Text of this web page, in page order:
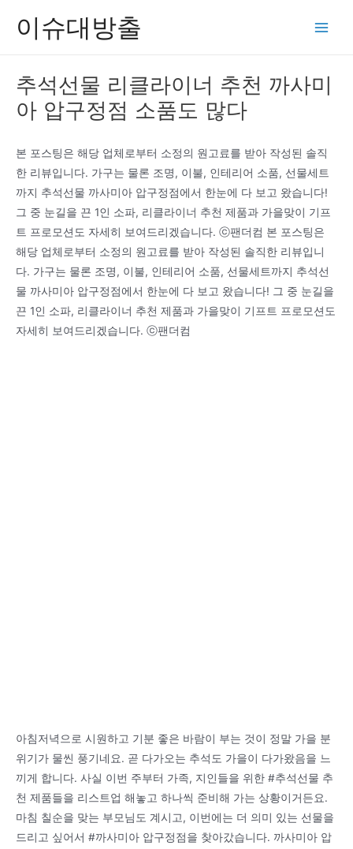
이슈대방출
추석선물 리클라이너 추천 까사미
아 압구정점 소품도 많다
본 포스팅은 해당 업체로부터 소정의 원고료를 받아 작성된 솔직
한 리뷰입니다. 가구는 물론 조명, 이불, 인테리어 소품, 선물세트
까지 추석선물 까사미아 압구정점에서 한눈에 다 보고 왔습니다!
그 중 눈길을 끈 1인 소파, 리클라이너 추천 제품과 가을맞이 기프
트 프로모션도 자세히 보여드리겠습니다. ⓒ팬더컴 본 포스팅은
해당 업체로부터 소정의 원고료를 받아 작성된 솔직한 리뷰입니
다. 가구는 물론 조명, 이불, 인테리어 소품, 선물세트까지 추석선
물 까사미아 압구정점에서 한눈에 다 보고 왔습니다! 그 중 눈길을
끈 1인 소파, 리클라이너 추천 제품과 가을맞이 기프트 프로모션도
자세히 보여드리겠습니다. ⓒ팬더컴
아침저녁으로 시원하고 기분 좋은 바람이 부는 것이 정말 가을 분
위기가 물씬 풍기네요. 곧 다가오는 추석도 가을이 다가왔음을 느
끼게 합니다. 사실 이번 주부터 가족, 지인들을 위한 #추석선물 추
천 제품들을 리스트업 해놓고 하나씩 준비해 가는 상황이거든요.
마침 칠순을 맞는 부모님도 계시고, 이번에는 더 의미 있는 선물을
드리고 싶어서 #까사미아 압구정점을 찾아갔습니다. 까사미아 압